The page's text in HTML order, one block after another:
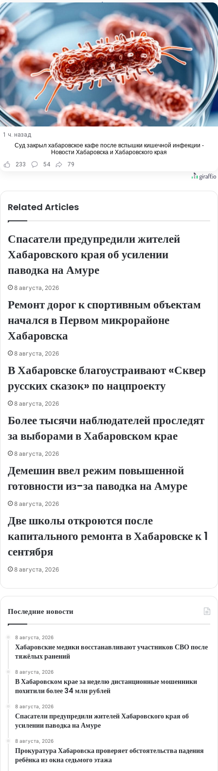
1 ч. назад
Суд закрыл хабаровское кафе после вспышки кишечной инфекции -
Новости Хабаровска и Хабаровского края
233
54 79
Related Articles
Спасатели предупредили жителей
Хабаровского края об усилении
паводка на Амуре
8 августа, 2026
Ремонт дорог к спортивным объектам
начался в Первом микрорайоне
Хабаровска
8 августа, 2026
В Хабаровске благоустраивают «Сквер
русских сказок» по нацпроекту
8 августа, 2026
Более тысячи наблюдателей проследят
за выборами в Хабаровском крае
8 августа, 2026
Демешин ввел режим повышенной
готовности из-за паводка на Амуре
8 августа, 2026
Две школы откроются после
капитального ремонта в Хабаровске к 1
сентября
8 августа, 2026
Последние новости
8 августа, 2026
Хабаровские медики восстанавливают участников СВО после
тяжёлых ранений
8 августа, 2026
В Хабаровском крае за неделю дистанционные мошенники
похитили более 34 млн рублей
8 августа, 2026
Спасатели предупредили жителей Хабаровского края об
усилении паводка на Амуре
8 августа, 2026
Прокуратура Хабаровска проверяет обстоятельства падения
ребёнка из окна седьмого этажа